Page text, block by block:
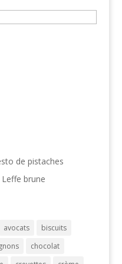
de pistaches
brune
avocats
biscuits
chocolat